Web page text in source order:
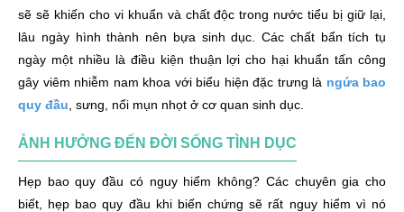
sẽ sẽ khiến cho vi khuẩn và chất độc trong nước tiểu bị giữ lại,
lâu ngày hình thành nên bựa sinh dục. Các chất bẩn tích tụ
ngày một nhiều là điều kiện thuận lợi cho hại khuẩn tấn công
gây viêm nhiễm nam khoa với biểu hiện đặc trưng là ngứa bao
quy đầu , sưng, nổi mụn nhọt ở cơ quan sinh dục.
ẢNH HƯỞNG ĐẾN ĐỜI SỐNG TÌNH DỤC
Hẹp bao quy đầu có nguy hiểm không? Các chuyên gia cho
biết, hẹp bao quy đầu khi biến chứng sẽ rất nguy hiểm vì nó